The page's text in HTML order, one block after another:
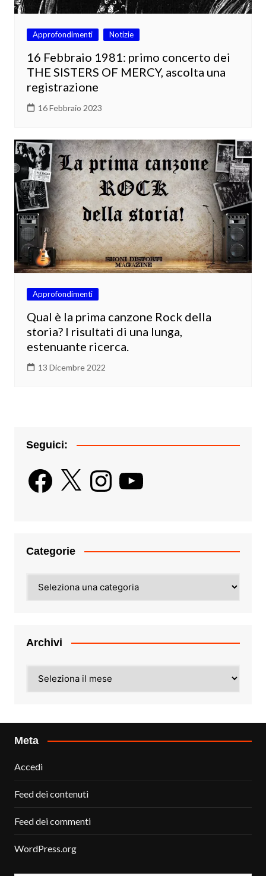
Approfondimenti Notizie
16 Febbraio 1981: primo concerto dei
THE SISTERS OF MERCY, ascolta una
registrazione
16 Febbraio 2023
Approfondimenti
Qual è la prima canzone Rock della
storia? I risultati di una lunga,
estenuante ricerca.
13 Dicembre 2022
Seguici:
Facebook
X InstagramYouTube
Categorie
Archivi
Meta
Accedi
Feed dei contenuti
Feed dei commenti
WordPress.org